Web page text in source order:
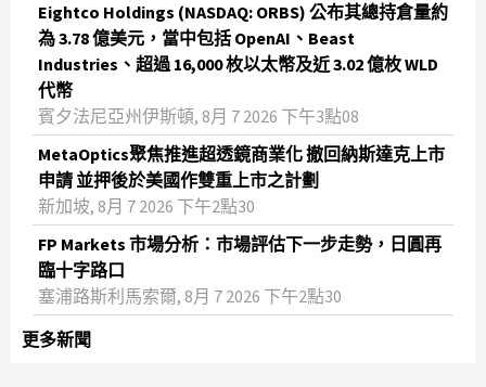
Eightco Holdings (NASDAQ: ORBS) 公布其總持倉量約
為 3.78 億美元，當中包括 OpenAI、Beast
Industries、超過 16,000 枚以太幣及近 3.02 億枚 WLD
代幣
賓夕法尼亞州伊斯頓, 8月 7 2026 下午3點08
MetaOptics聚焦推進超透鏡商業化 撤回納斯達克上市
申請 並押後於美國作雙重上市之計劃
新加坡, 8月 7 2026 下午2點30
FP Markets 市場分析：市場評估下一步走勢，日圓再
臨十字路口
塞浦路斯利馬索爾, 8月 7 2026 下午2點30
更多新聞